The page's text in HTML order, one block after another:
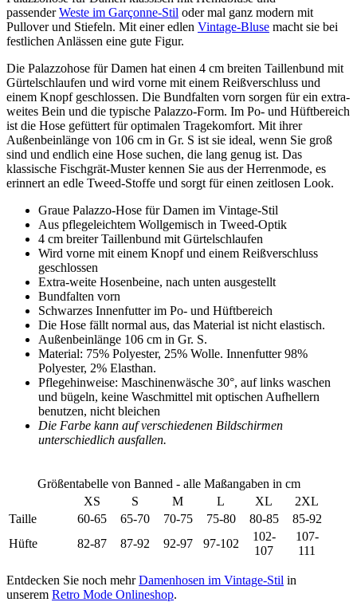
passenderWeste im Garçonne-Stil oder mal ganz modern mit
Pullover und Stiefeln. Mit einer edlen Vintage-Bluse macht sie bei
festlichen Anlässen eine gute Figur.
Die Palazzohose für Damen hat einen 4 cm breiten Taillenbund mit
Gürtelschlaufen und wird vorne mit einem Reißverschluss und
einem Knopf geschlossen. Die Bundfalten vorn sorgen für ein extra-
weites Bein und die typische Palazzo-Form. Im Po- und Hüftbereich
ist die Hose gefüttert für optimalen Tragekomfort. Mit ihrer
Außenbeinlänge von 106 cm in Gr. S ist sie ideal, wenn Sie groß
sind und endlich eine Hose suchen, die lang genug ist. Das
klassische Fischgrät-Muster kennen Sie aus der Herrenmode, es
erinnert an edle Tweed-Stoffe und sorgt für einen zeitlosen Look.
Graue Palazzo-Hose für Damen im Vintage-Stil
Aus pflegeleichtem Wollgemisch in Tweed-Optik
4 cm breiter Taillenbund mit Gürtelschlaufen
Wird vorne mit einem Knopf und einem Reißverschluss
geschlossen
Extra-weite Hosenbeine, nach unten ausgestellt
Bundfalten vorn
Schwarzes Innenfutter im Po- und Hüftbereich
Die Hose fällt normal aus, das Material ist nicht elastisch.
Außenbeinlänge 106 cm in Gr. S.
Material: 75% Polyester, 25% Wolle. Innenfutter 98%
Polyester, 2% Elasthan.
Pflegehinweise: Maschinenwäsche 30°, auf links waschen
und bügeln, keine Waschmittel mit optischen Aufhellern
benutzen, nicht bleichen
Die Farbe kann auf verschiedenen Bildschirmen
unterschiedlich ausfallen.
Größentabelle von Banned - alle Maßangaben in cm
XS
S M L XL
2XL
Taille
60-65 65-70 70-75 75-80 80-85
85-92
Hüfte
82-87 87-92 92-97 97-102
102-
107
107-
111
Entdecken Sie noch mehrDamenhosen im Vintage-Stil in
unserem Retro Mode Onlineshop.